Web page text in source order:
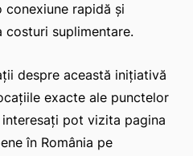
rapidă și
costuri suplimentare.
despre această inițiativă
exacte ale punctelor
pot vizita pagina
în România pe